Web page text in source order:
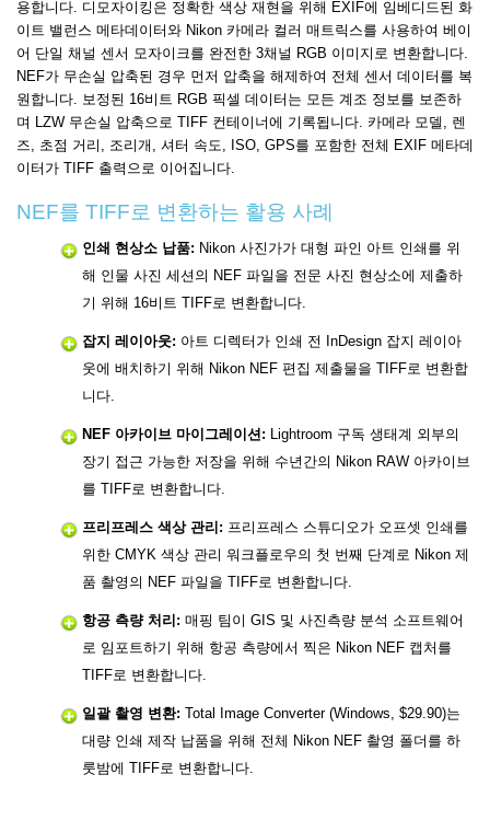
용합니다. 디모자이킹은 정확한 색상 재현을 위해 EXIF에 임베디드된 화
이트 밸런스 메타데이터와 Nikon 카메라 컬러 매트릭스를 사용하여 베이
어 단일 채널 센서 모자이크를 완전한 3채널 RGB 이미지로 변환합니다.
NEF가 무손실 압축된 경우 먼저 압축을 해제하여 전체 센서 데이터를 복
원합니다. 보정된 16비트 RGB 픽셀 데이터는 모든 계조 정보를 보존하
며 LZW 무손실 압축으로 TIFF 컨테이너에 기록됩니다. 카메라 모델, 렌
즈, 초점 거리, 조리개, 셔터 속도, ISO, GPS를 포함한 전체 EXIF 메타데
이터가 TIFF 출력으로 이어집니다.
NEF를 TIFF로 변환하는 활용 사례
인쇄 현상소 납품: Nikon 사진가가 대형 파인 아트 인쇄를 위
해 인물 사진 세션의 NEF 파일을 전문 사진 현상소에 제출하
기 위해 16비트 TIFF로 변환합니다.
잡지 레이아웃: 아트 디렉터가 인쇄 전 InDesign 잡지 레이아
웃에 배치하기 위해 Nikon NEF 편집 제출물을 TIFF로 변환합
니다.
NEF 아카이브 마이그레이션: Lightroom 구독 생태계 외부의
장기 접근 가능한 저장을 위해 수년간의 Nikon RAW 아카이브
를 TIFF로 변환합니다.
프리프레스 색상 관리: 프리프레스 스튜디오가 오프셋 인쇄를
위한 CMYK 색상 관리 워크플로우의 첫 번째 단계로 Nikon 제
품 촬영의 NEF 파일을 TIFF로 변환합니다.
항공 측량 처리: 매핑 팀이 GIS 및 사진측량 분석 소프트웨어
로 임포트하기 위해 항공 측량에서 찍은 Nikon NEF 캡처를
TIFF로 변환합니다.
일괄 촬영 변환: Total Image Converter (Windows, $29.90)는
대량 인쇄 제작 납품을 위해 전체 Nikon NEF 촬영 폴더를 하
룻밤에 TIFF로 변환합니다.